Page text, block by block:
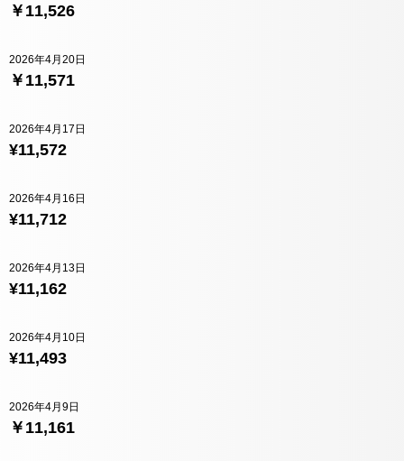
￥11,526
￥11,571
2026年4月20日
¥11,572
2026年4月17日
¥11,712
2026年4月16日
¥11,162
2026年4月13日
¥11,493
2026年4月10日
￥11,161
2026年4月9日